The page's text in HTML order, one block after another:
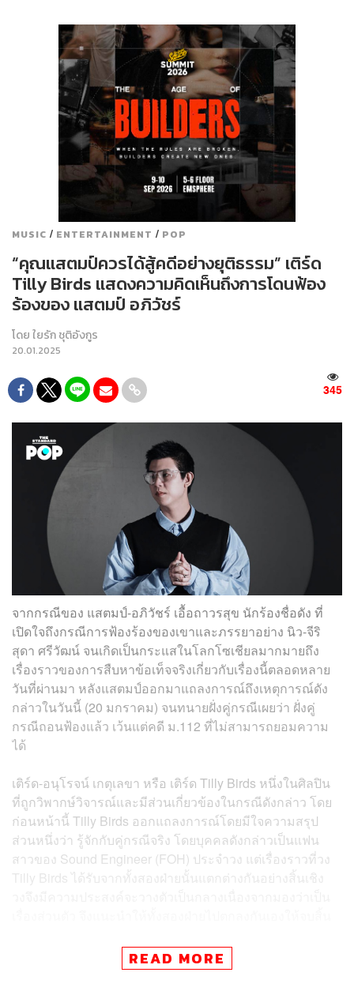
MUSIC / ENTERTAINMENT / POP
“คุณแสตมป์ควรได้สู้คดีอย่างยุติธรรม” เติร์ด
Tilly Birds แสดงความคิดเห็นถึงการโดนฟ้อง
ร้องของ แสตมป์ อภิวัชร์
โดยใยรัก ชุติอังกูร
20.01.2025
345
จากกรณีของ แสตมป์-อภิวัชร์ เอื้อถาวรสุข นักร้องชื่อดัง ที่
เปิดใจถึงกรณีการฟ้องร้องของเขาและภรรยาอย่าง นิว-จีริ
สุดา ศรีวัฒน์ จนเกิดเป็นกระแสในโลกโซเชียลมากมายถึง
เรื่องราวของการสืบหาข้อเท็จจริงเกี่ยวกับเรื่องนี้ตลอดหลาย
วันที่ผ่านมา หลังแสตมป์ออกมาแถลงการณ์ถึงเหตุการณ์ดัง
กล่าวในวันนี้ (20 มกราคม) จนทนายฝั่งคู่กรณีเผยว่า ฝั่งคู่
กรณีถอนฟ้องแล้ว เว้นแต่คดี ม.112 ที่ไม่สามารถยอมความ
ได้
เติร์ด-อนุโรจน์ เกตุเลขา หรือ เติร์ด Tilly Birds หนึ่งในศิลปิน
ที่ถูกวิพากษ์วิจารณ์และมีส่วนเกี่ยวข้องในกรณีดังกล่าว โดย
ก่อนหน้านี้ Tilly Birds ออกแถลงการณ์โดยมีใจความสรุป
ส่วนหนึ่งว่า รู้จักกับคู่กรณีจริง โดยบุคคลดังกล่าวเป็นแฟน
สาวของ Sound Engineer (FOH) ประจำวง แต่เรื่องราวที่วง
Tilly Birds ได้รับจากทั้งสองฝ่ายนั้นแตกต่างกันอย่างสิ้นเชิง
ในวันนี้ (20 มกราคม) เติร์ดออกมาแสดงความคิดเห็นถึง
เหตุการณ์ที่เกิดขึ้นผ่าน X ส่วนตัวด้วยเช่นกัน โดยมีใจความ
READ MORE